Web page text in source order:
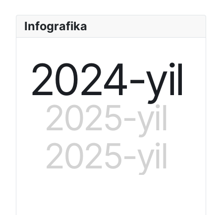
Infografika
2024-yil
2025-yil
2025-yil